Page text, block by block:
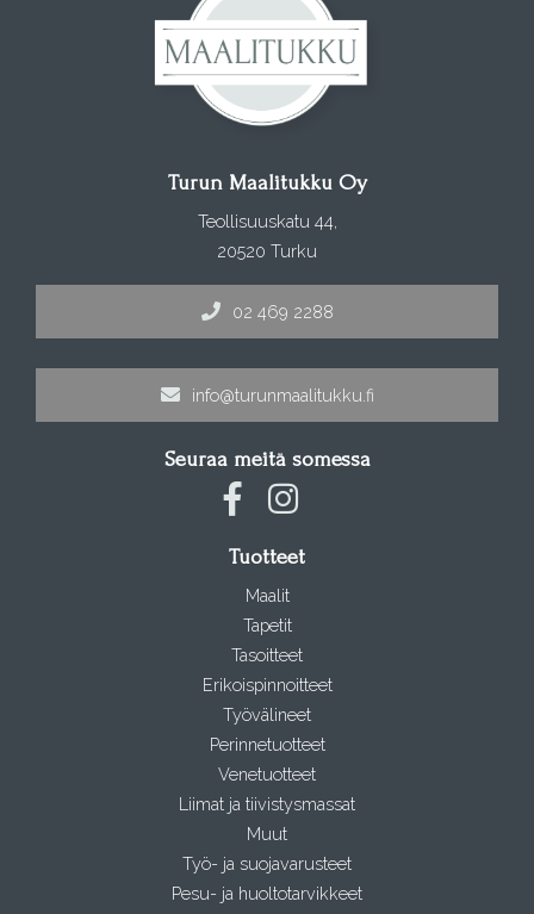
Turun Maalitukku Oy
Teollisuuskatu 44,
20520 Turku
02 469 2288
info@turunmaalitukku.fi
Seuraa meitä somessa
Tuotteet
Maalit
Tapetit
Tasoitteet
Erikoispinnoitteet
Työvälineet
Perinnetuotteet
Venetuotteet
Liimat ja tiivistysmassat
Muut
Työ- ja suojavarusteet
Pesu- ja huoltotarvikkeet